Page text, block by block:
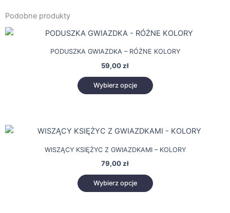
Podobne produkty
PODUSZKA GWIAZDKA – RÓŻNE KOLORY
59,00zł
Wybierz opcje
Ten
wariantów.
na
WISZĄCY KSIĘŻYC Z GWIAZDKAMI – KOLORY
79,00zł
Wybierz opcje
Ten
ma
wariantów.